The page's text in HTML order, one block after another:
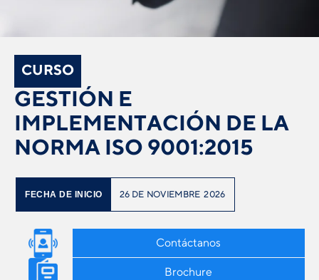
CURSO
GESTIÓN E
IMPLEMENTACIÓN DE LA
NORMA ISO 9001:2015
FECHA DE INICIO 26 DE NOVIEMBRE 2026
Contáctanos
Brochure